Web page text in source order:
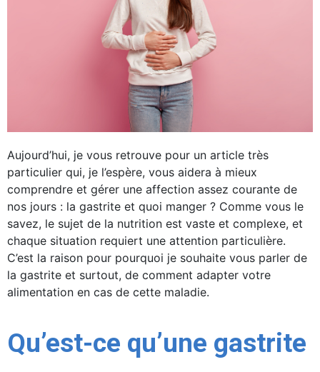
TOUS NOS ARTICLES
Aujourd’hui, je vous retrouve pour un article très
particulier qui, je l’espère, vous aidera à mieux
comprendre et gérer une affection assez courante de
nos jours : la gastrite et quoi manger ? Comme vous le
savez, le sujet de la nutrition est vaste et complexe, et
chaque situation requiert une attention particulière.
C’est la raison pour pourquoi je souhaite vous parler de
la gastrite et surtout, de comment adapter votre
alimentation en cas de cette maladie.
Qu’est-ce qu’une gastrite